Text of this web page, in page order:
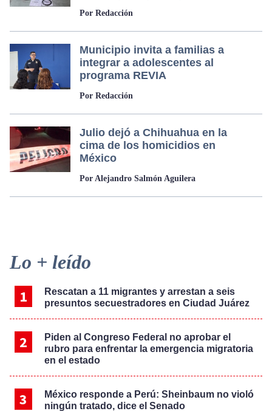
Por Redacción
Municipio invita a familias a
integrar a adolescentes al
programa REVIA
Por Redacción
Julio dejó a Chihuahua en la
cima de los homicidios en
México
Por Alejandro Salmón Aguilera
Primary
Sidebar
Lo + leído
Rescatan a 11 migrantes y arrestan a seis
presuntos secuestradores en Ciudad Juárez
Piden al Congreso Federal no aprobar el
rubro para enfrentar la emergencia migratoria
en el estado
México responde a Perú: Sheinbaum no violó
ningún tratado, dice el Senado